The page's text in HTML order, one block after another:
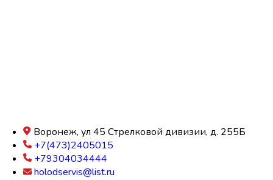
Воронеж, ул 45 Стрелковой дивизии, д. 255Б
+7(473)2405015
+79304034444
holodservis@list.ru